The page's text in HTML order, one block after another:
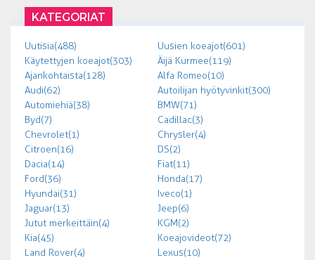
KATEGORIAT
Uutisia (488)
Uusien koeajot (601)
Käytettyjen koeajot (303)
Äijä Kurmee (119)
Ajankohtaista (128)
Alfa Romeo (10)
Audi (62)
Autoilijan hyötyvinkit (300)
Automiehiä (38)
BMW (71)
Byd (7)
Cadillac (3)
Chevrolet (1)
Chrysler (4)
Citroen (16)
DS (2)
Dacia (14)
Fiat (11)
Ford (36)
Honda (17)
Hyundai (31)
Iveco (1)
Jaguar (13)
Jeep (6)
Jutut merkeittäin (4)
KGM (2)
Kia (45)
Koeajovideot (72)
Land Rover (4)
Lexus (10)